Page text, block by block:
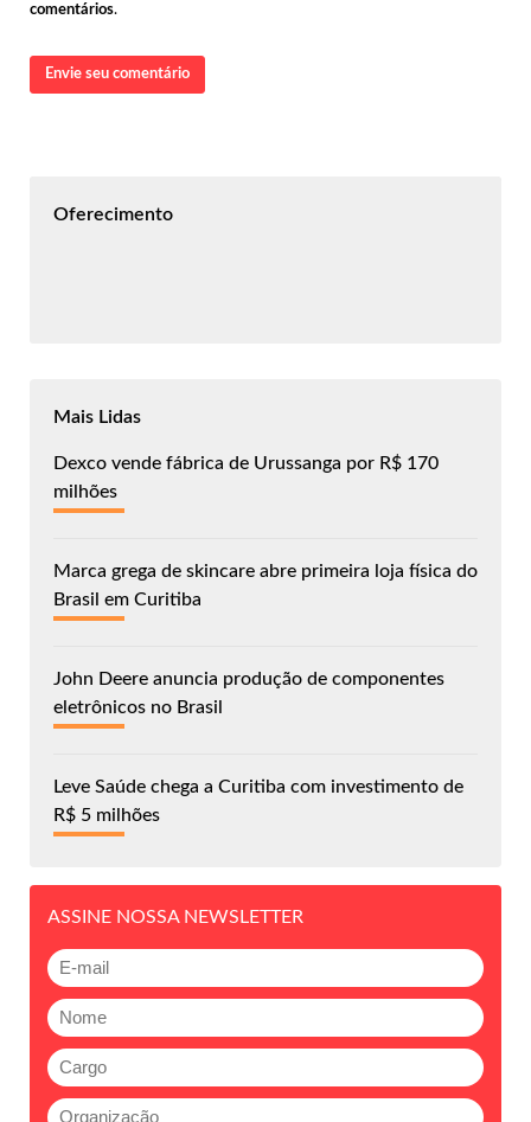
comentários.
Envie seu comentário
Oferecimento
Mais Lidas
Dexco vende fábrica de Urussanga por R$ 170
milhões
Marca grega de skincare abre primeira loja física do
Brasil em Curitiba
John Deere anuncia produção de componentes
eletrônicos no Brasil
Leve Saúde chega a Curitiba com investimento de
R$ 5 milhões
ASSINE NOSSA NEWSLETTER